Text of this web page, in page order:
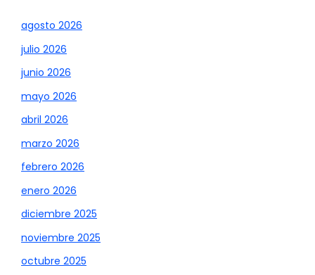
agosto 2026
julio 2026
junio 2026
mayo 2026
abril 2026
marzo 2026
febrero 2026
enero 2026
diciembre 2025
noviembre 2025
octubre 2025